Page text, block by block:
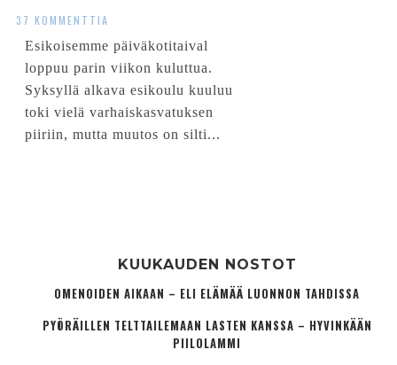
37 KOMMENTTIA
Esikoisemme päiväkotitaival
loppuu parin viikon kuluttua.
Syksyllä alkava esikoulu kuuluu
toki vielä varhaiskasvatuksen
piiriin, mutta muutos on silti...
KUUKAUDEN NOSTOT
OMENOIDEN AIKAAN – ELI ELÄMÄÄ LUONNON TAHDISSA
PYÖRÄILLEN TELTTAILEMAAN LASTEN KANSSA – HYVINKÄÄN
PIILOLAMMI